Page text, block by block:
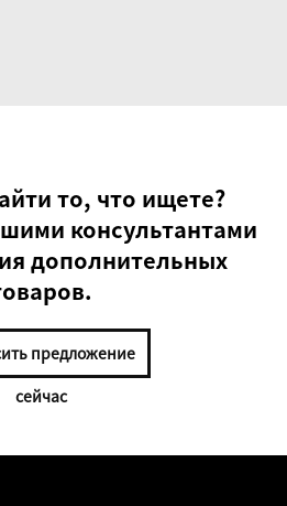
то, что ищете?
консультантами
дополнительных
предложение
сейчас